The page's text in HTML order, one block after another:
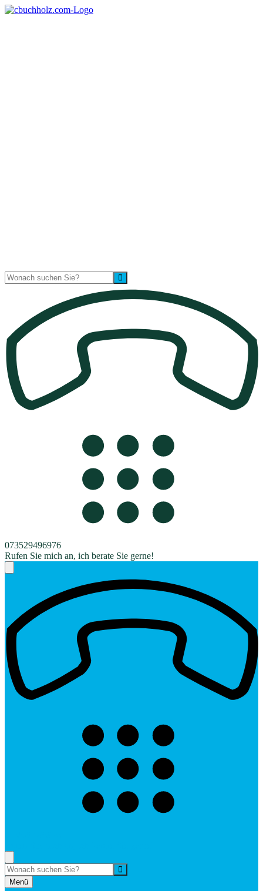
073529496976
Rufen Sie mich an, ich berate Sie gerne!
Menü